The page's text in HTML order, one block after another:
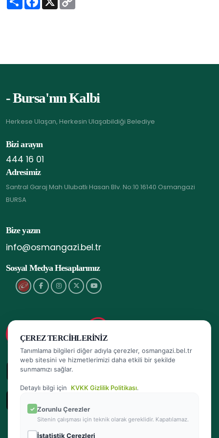
- Bursa'nın Kalbi
Herkese Ulaşan, Herkesin Ulaşabildiği Belediye
Bizi arayın
444 16 01
Adresimiz
Santral Garaj Mah Ulubatlı Hasan Blv. No:10 16140 Osmangazi
BURSA
Bize yazın
info@osmangazi.bel.tr
Sosyal Medya Hesaplarımız
ÇEREZ TERCIHLERINIZ
Tanımlama bilgileri diğer adıyla çerezler, osmangazi.bel.tr
web sitesini ve hizmetlerimizi daha etkili bir şekilde
sunmamızı sağlar.
Detaylı bilgi için KVKK Gizlilik Politikası.
Zorunlu Çerezler
Sitenin çalışması için teknik olarak gereklidir. Kapatılamaz.
İstatistik Çerezleri